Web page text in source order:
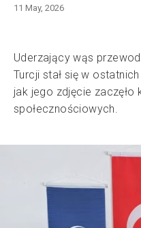
11 May, 2026
Uderzający wąs
Turcji stał się w
jak jego zdjęcie zaczęło
społecznościowych.